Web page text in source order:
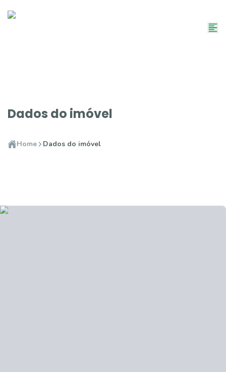
Dados do imóvel
Home Dados do imóvel